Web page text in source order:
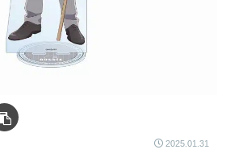
2025.01.31